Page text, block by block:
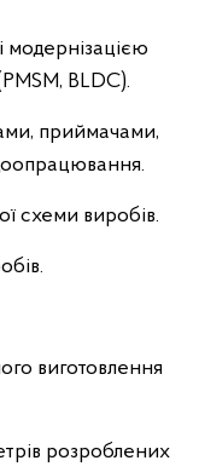
модернізацією
BLDC).
приймачами,
схеми виробів.
виготовлення
розроблених